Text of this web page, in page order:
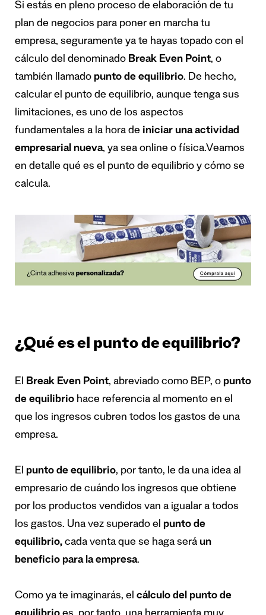
Si estás en pleno proceso de elaboración de tu
plan de negocios para poner en marcha tu
empresa, seguramente ya te hayas topado con el
cálculo del denominado Break Even Point, o
también llamado punto de equilibrio. De hecho,
calcular el punto de equilibrio, aunque tenga sus
limitaciones, es uno de los aspectos
fundamentales a la hora de iniciar una actividad
empresarial nueva, ya sea online o física.Veamos
en detalle qué es el punto de equilibrio y cómo se
calcula.
¿Qué es el punto de equilibrio?
El Break Even Point, abreviado como BEP, o punto
de equilibrio hace referencia al momento en el
que los ingresos cubren todos los gastos de una
empresa.
El punto de equilibrio, por tanto, le da una idea al
empresario de cuándo los ingresos que obtiene
por los productos vendidos van a igualar a todos
los gastos. Una vez superado el punto de
equilibrio, cada venta que se haga será un
beneficio para la empresa.
Como ya te imaginarás, el cálculo del punto de